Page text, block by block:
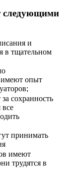
следующими
и
в тщательном
имеют опыт
сохранность
все
принимать
имеют
трудятся в